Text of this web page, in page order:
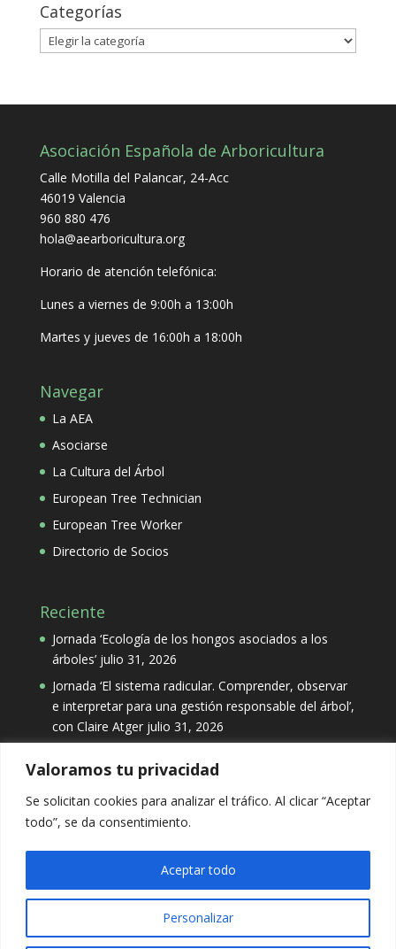
Valoramos tu privacidad
Se solicitan cookies para analizar el tráfico. Al clicar “Aceptar
todo”, se da consentimiento.
Personalizar
Aceptar todo
Categorías
Categorías
Asociación Española de Arboricultura
Calle Motilla del Palancar, 24-Acc
46019 Valencia
960 880 476
hola@aearboricultura.org
Horario de atención telefónica:
Lunes a viernes de 9:00h a 13:00h
Martes y jueves de 16:00h a 18:00h
Navegar
La AEA
Asociarse
La Cultura del Árbol
European Tree Technician
European Tree Worker
Directorio de Socios
Reciente
Jornada ‘Ecología de los hongos asociados a los
árboles’ julio 31, 2026
Jornada ‘El sistema radicular. Comprender, observar
e interpretar para una gestión responsable del árbol’,
con Claire Atger julio 31, 2026
Categorías